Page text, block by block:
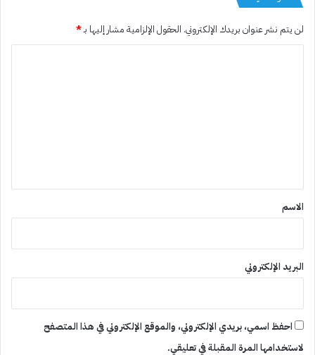
لن يتم نشر عنوان بريدك الإلكتروني. الحقول الإلزامية مشار إليها بـ*
*
الاسم
البريد الإلكتروني
احفظ اسمي، بريدي الإلكتروني، والموقع الإلكتروني في هذا المتصفح
لاستخدامها المرة المقبلة في تعليقي.